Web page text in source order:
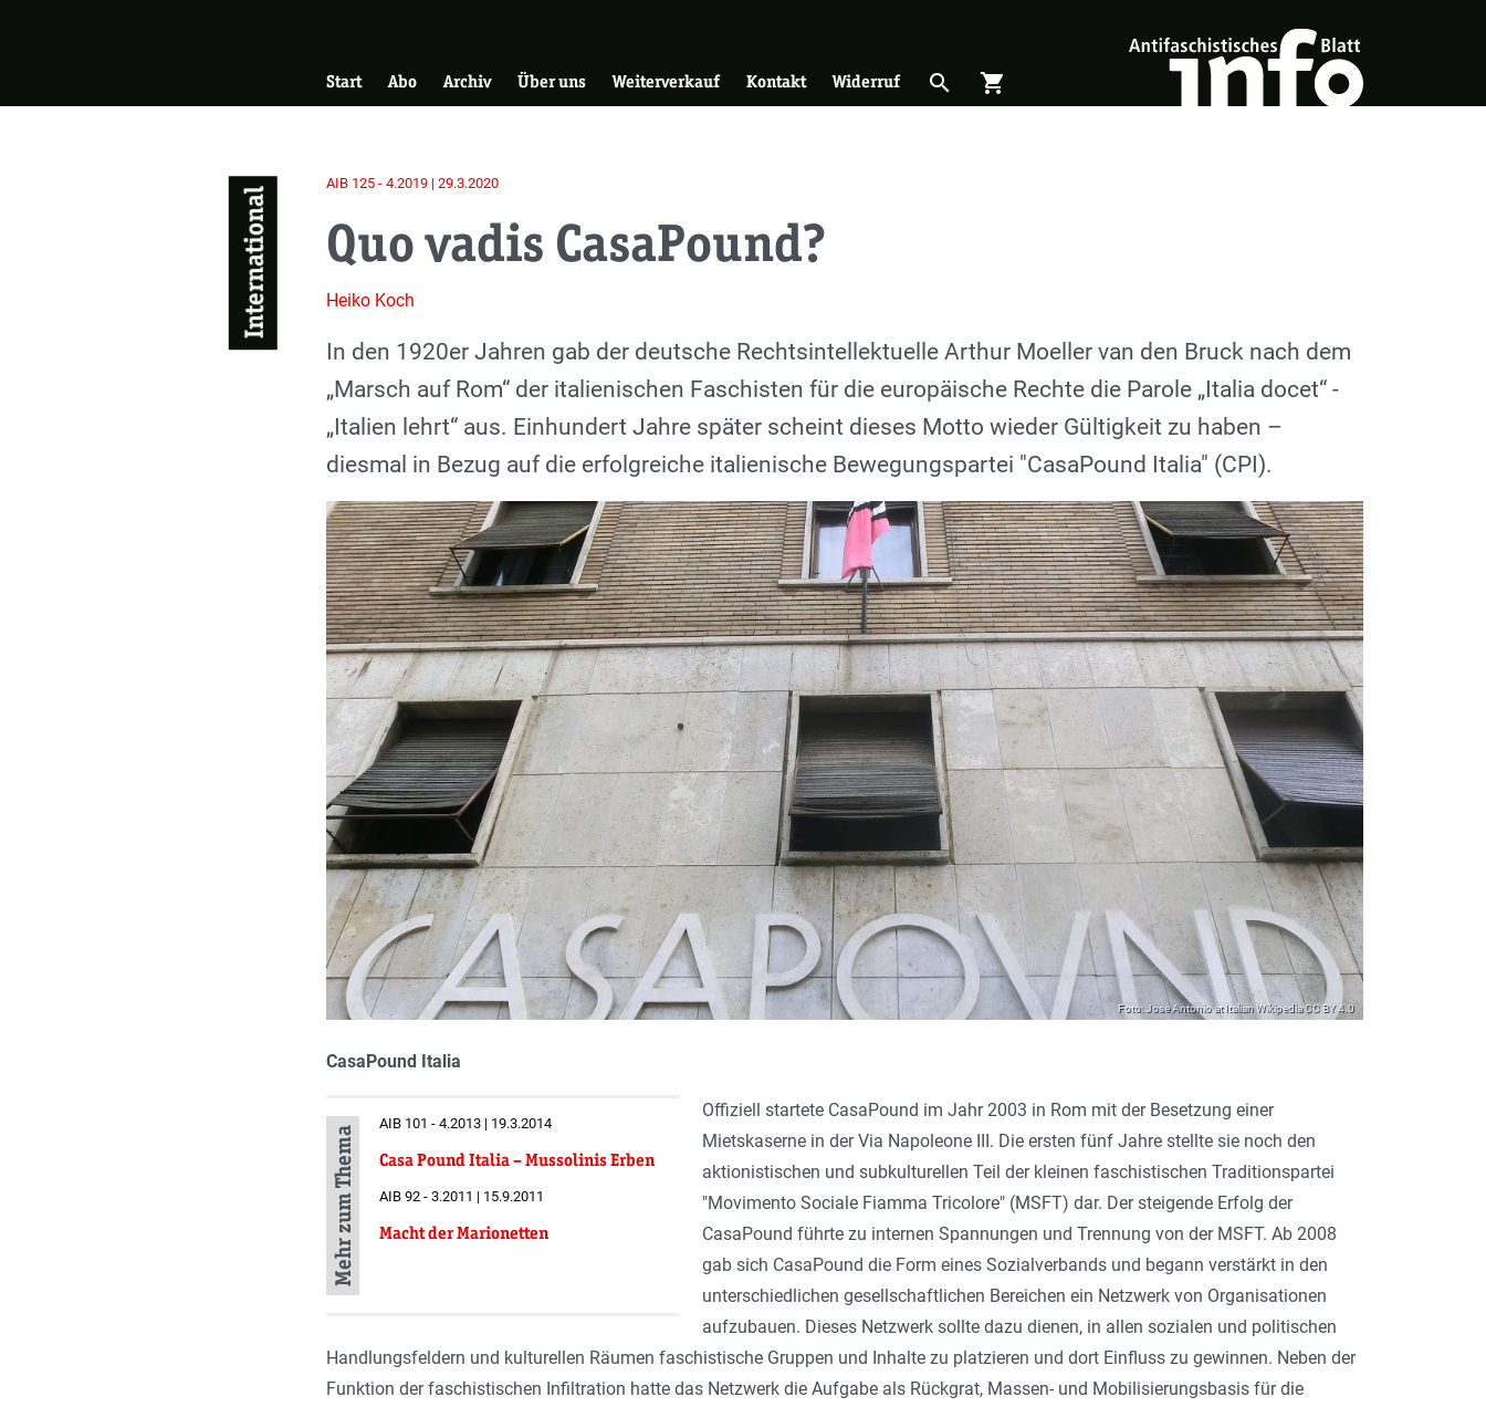
Hauptnavigation
Start Abo Archiv Über uns Weiterverkauf Kontakt Widerruf Suche öffnen
search Warenkorb öffnen
shopping_cart
International
AIB 125 - 4.2019 | 29.3.2020
Quo vadis CasaPound?
Heiko Koch
Einleitung
In den 1920er Jahren gab der deutsche Rechtsintellektuelle Arthur Moeller van den Bruck nach dem
„Marsch auf Rom“ der italienischen Faschisten für die europäische Rechte die Parole „Italia docet“ -
„Italien lehrt“ aus. Einhundert Jahre später scheint dieses Motto wieder Gültigkeit zu haben –
diesmal in Bezug auf die erfolgreiche italie­nische Bewegungspartei "CasaPound Italia" (CPI).
Foto: Jose Antonio at Italian Wikipedia CC BY 4.0
CasaPound Italia
Mehr zum Thema
AIB 101 - 4.2013 | 19.3.2014
Casa Pound Italia – Mussolinis Erben
AIB 92 - 3.2011 | 15.9.2011
Macht der Marionetten
Offiziell startete CasaPound im Jahr 2003 in Rom mit der Besetzung einer
Mietskaserne in der Via Napoleone III. Die ersten fünf Jahre stellte sie noch den
aktionistischen und subkulturellen Teil der kleinen faschistischen Traditionspartei
"Movimento Sociale Fiamma Tricolore" (MSFT) dar. Der steigende Erfolg der
CasaPound führte zu internen Spannungen und Trennung von der MSFT. Ab 2008
gab sich CasaPound die Form eines Sozialverbands und begann verstärkt in den
unterschiedlichen gesellschaftlichen Bereichen ein Netzwerk von Organisationen
aufzubauen. Dieses Netzwerk sollte dazu dienen, in allen sozialen und politischen
Handlungsfeldern und kulturellen Räumen faschistische Gruppen und Inhalte zu platzieren und dort Einfluss zu gewinnen. Neben der
Funktion der faschistischen Infiltration hatte das Netzwerk die Aufgabe als Rückgrat, Massen- und Mobilisierungsbasis für die